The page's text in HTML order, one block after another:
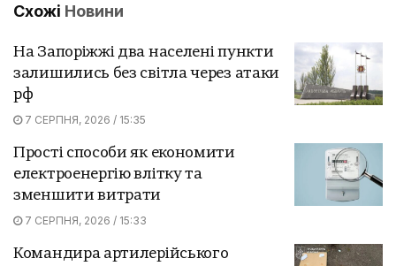
Схожі Новини
На Запоріжжі два населені пункти
залишились без світла через атаки
рф
7 СЕРПНЯ, 2026 / 15:35
Прості способи як економити
електроенергію влітку та
зменшити витрати
7 СЕРПНЯ, 2026 / 15:33
Командира артилерійського